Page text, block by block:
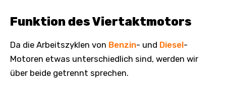
Funktion des Viertaktmotors
Da die Arbeitszyklen von Benzin- und Diesel-
Motoren etwas unterschiedlich sind, werden wir
über beide getrennt sprechen.